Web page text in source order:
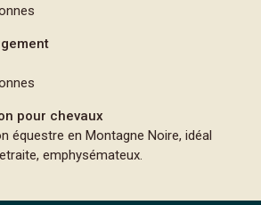
pour chevaux
équestre en Montagne Noire, idéal
emphysémateux.